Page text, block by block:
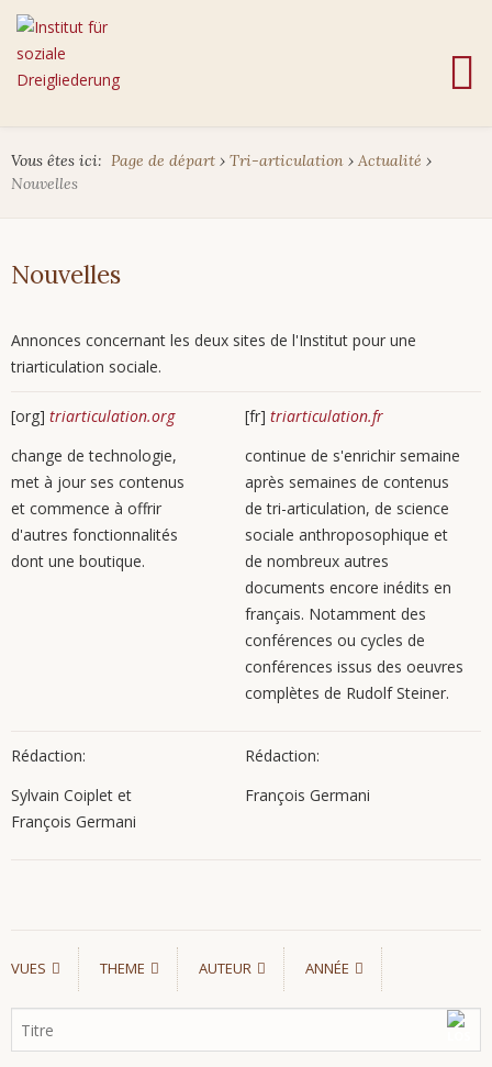
Vous êtes ici: Page de départ › Tri-articulation › Actualité ›
Nouvelles
Nouvelles
Annonces concernant les deux sites de l'Institut pour une
triarticulation sociale.
[org] triarticulation.org
change de technologie,
met à jour ses contenus
et commence à offrir
d'autres fonctionnalités
dont une boutique.
[fr] triarticulation.fr
continue de s'enrichir semaine
après semaines de contenus
de tri-articulation, de science
sociale anthroposophique et
de nombreux autres
documents encore inédits en
français. Notamment des
conférences ou cycles de
conférences issus des oeuvres
complètes de Rudolf Steiner.
Rédaction:
Sylvain Coiplet et
François Germani
Rédaction:
François Germani
VUES THEME AUTEUR ANNÉE